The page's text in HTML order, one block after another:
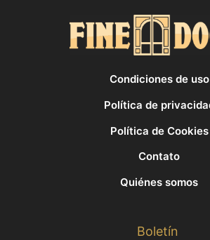
Condiciones de uso
Política de
Política de Cookies
Contato
Quiénes somos
Boletín